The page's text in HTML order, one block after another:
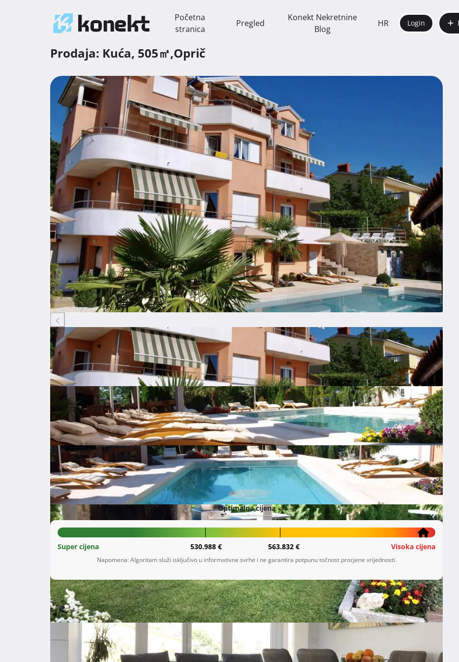
Početna
stranica
Pregled
Konekt Nekretnine
Blog
HR Login
Prodaja: Kuća, 505㎡,Oprič
Šifra oglasa: 23319572
Oprič
Primorsko-goranska županija
1.390.000 €
Optimalna cijena
Super cijena 530.988 € 563.832 € Visoka cijena
Napomena: Algoritam služi isključivo u informativne svrhe i ne garantira potpunu točnost procjene vrijednosti.
Opis
Prodaje se ekskluzivna villa od 505 m² na jedinstvenoj lokaciji iznad Opatije, idealna za privatni život,
investiciju u turistički smještaj ili prenamjenu u medicinske svrhe poput luksuznog staračkog doma ili
rehabilitacijskog centra. Smještena u mirnom okruženju s pogledom na Kvarnerski zaljev, ova villa nudi
luksuz, prostranost i vrhunsku funkcionalnost.